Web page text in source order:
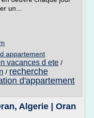
un...
appartement
vacances d ete /
/ recherche
d'appartement
Algerie | Oran